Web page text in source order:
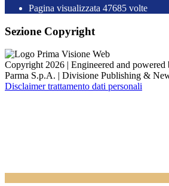
Pagina visualizzata 47685 volte
Sezione Copyright
Copyright 2026 | Engineered and
Parma S.p.A. | Divisione Publishing &
Disclaimer trattamento dati personali